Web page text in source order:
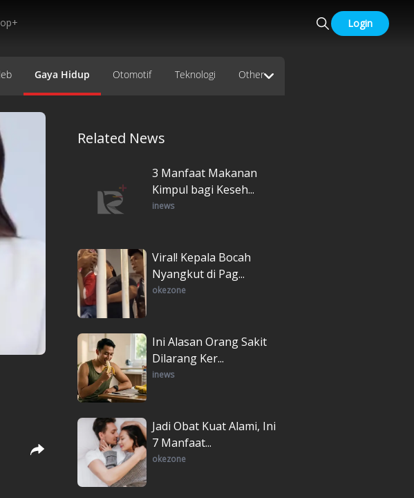
Login
Gaya Hidup Otomotif Teknologi Other
Related News
3 Manfaat Makanan
Kimpul bagi Keseh...
inews
Viral! Kepala Bocah
Nyangkut di Pag...
okezone
Ini Alasan Orang Sakit
Dilarang Ker...
inews
Jadi Obat Kuat Alami, Ini
7 Manfaat...
okezone